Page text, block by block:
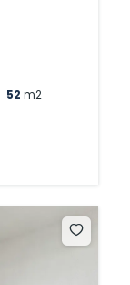
52 m2